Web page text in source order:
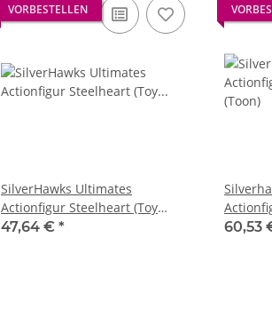
VORBESTELLEN
SilverHawks Ultimates
Actionfigur Steelheart (Toy
Version) 18 cm
47,64 € *
(Toon)
60,53